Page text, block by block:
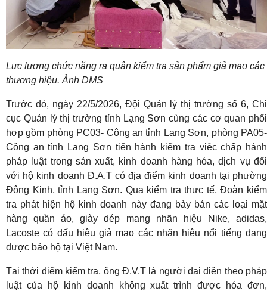
Lực lượng chức năng ra quân kiểm tra sản phẩm giả mạo các
thương hiệu. Ảnh DMS
Trước đó, ngày 22/5/2026, Đội Quản lý thị trường số 6, Chi
cục Quản lý thị trường tỉnh Lạng Sơn cùng các cơ quan phối
hợp gồm phòng PC03- Công an tỉnh Lạng Sơn, phòng PA05-
Công an tỉnh Lạng Sơn tiến hành kiểm tra việc chấp hành
pháp luật trong sản xuất, kinh doanh hàng hóa, dịch vụ đối
với hộ kinh doanh Đ.A.T có địa điểm kinh doanh tại phường
Đông Kinh, tỉnh Lạng Sơn. Qua kiểm tra thực tế, Đoàn kiểm
tra phát hiện hộ kinh doanh này đang bày bán các loại mặt
hàng quần áo, giày dép mang nhãn hiệu Nike, adidas,
Lacoste có dấu hiệu giả mạo các nhãn hiệu nổi tiếng đang
được bảo hộ tại Việt Nam.
Tại thời điểm kiểm tra, ông Đ.V.T là người đại diện theo pháp
luật của hộ kinh doanh không xuất trình được hóa đơn,